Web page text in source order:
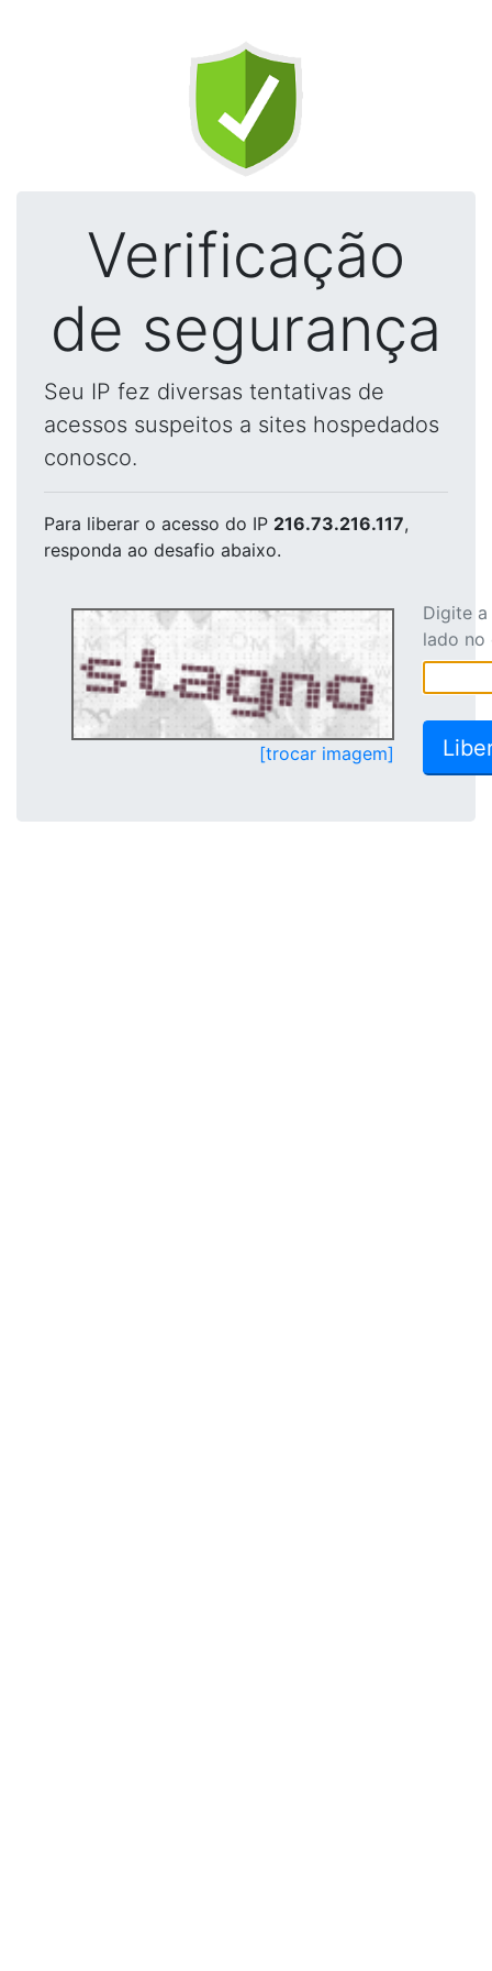
Verificação
de segurança
Seu IP fez diversas tentativas de
acessos suspeitos a sites hospedados
conosco.
Para liberar o acesso do IP 216.73.216.117,
responda ao desafio abaixo.
[trocar imagem]
Digite
lado no